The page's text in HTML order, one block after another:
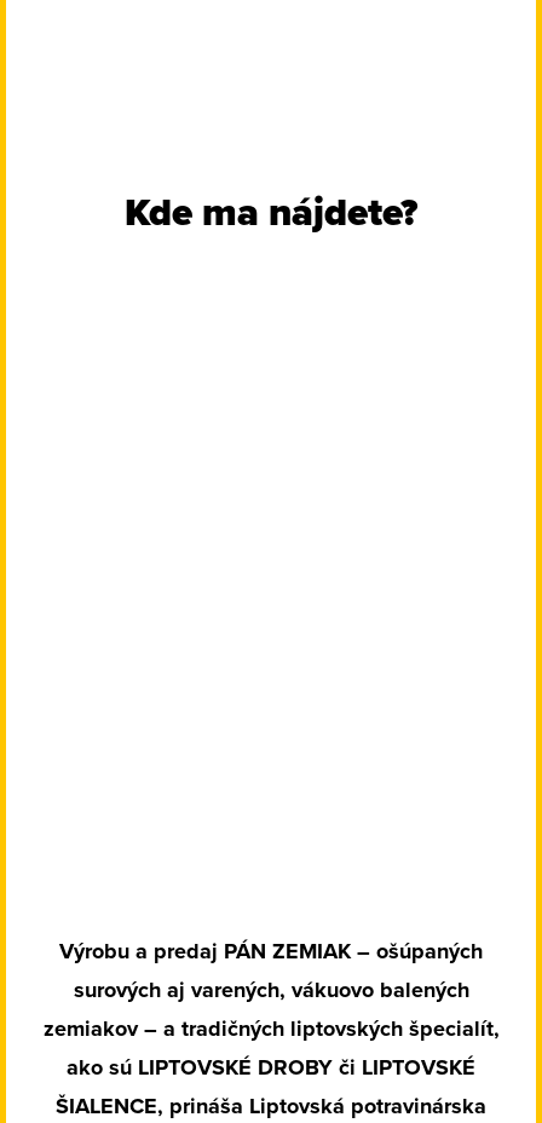
Kde ma nájdete?
Výrobu a predaj PÁN ZEMIAK – ošúpaných
surových aj varených, vákuovo balených
zemiakov – a tradičných liptovských špecialít,
ako sú LIPTOVSKÉ DROBY či LIPTOVSKÉ
ŠIALENCE, prináša Liptovská potravinárska